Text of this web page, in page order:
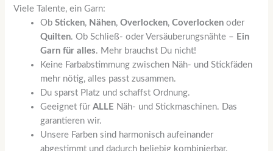
Viele Talente, ein Garn:
ObSticken, Nähen,Overlocken,Coverlocken oder
Quilten. Ob Schließ- oder Versäuberungsnähte – Ein
Garn für alles. Mehr brauchst Du nicht!
Keine Farbabstimmung zwischen Näh- und Stickfäden
mehr nötig, alles passt zusammen.
Du sparst Platz und schaffst Ordnung.
Geeignet fürALLE Näh- und Stickmaschinen. Das
garantieren wir.
Unsere Farben sind harmonisch aufeinander
abgestimmt und dadurch beliebig kombinierbar.